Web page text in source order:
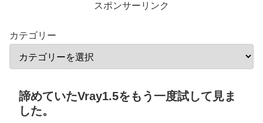
スポンサーリンク
カテゴリー
諦めていたVray1.5をもう一度試して見ま
した。